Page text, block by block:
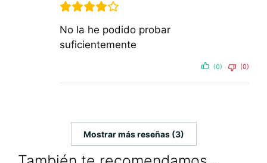
No la he podido probar
suficientemente
(0) (0)
Mostrar más reseñas (3)